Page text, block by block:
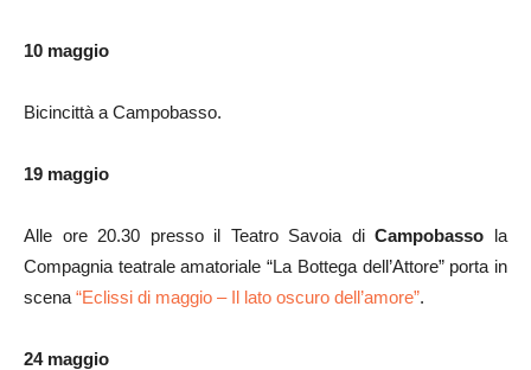
10 maggio
Bicincittà a Campobasso.
19 maggio
Alle ore 20.30 presso il Teatro Savoia diCampobasso la
Compagnia teatrale amatoriale “La Bottega dell’Attore” porta in
scena “Eclissi di maggio – Il lato oscuro dell’amore”.
24 maggio